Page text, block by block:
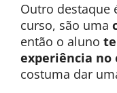
Outro destaque
curso, são uma
então o aluno
experiência no
costuma dar